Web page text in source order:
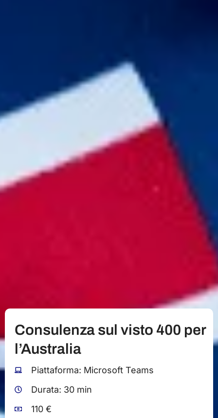
Consulenza sul visto 400 per
l’Australia
Piattaforma: Microsoft Teams
Durata: 30 min
110 €